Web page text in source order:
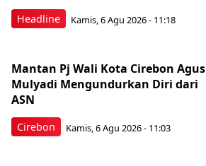
Headline Kamis, 6 Agu 2026 - 11:18
Cirebon
Mantan Pj Wali Kota Cirebon Agus
Mulyadi Mengundurkan Diri dari
ASN
Kamis, 6 Agu 2026 - 11:03